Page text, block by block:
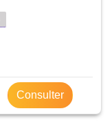
Consulter